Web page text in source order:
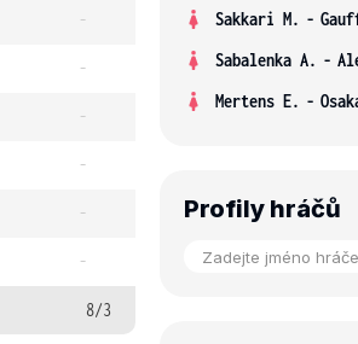
-
-
-
-
-
-
8/3
Sakkari M. -
Sabalenka A. -
Mertens E. -
Profily hráčů